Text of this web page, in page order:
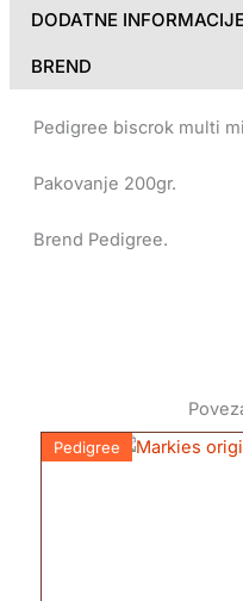
DODATNE INFORMACIJE
BREND
Pedigree biscrok multi
Pakovanje 200gr.
Brend Pedigree.
Pedigree